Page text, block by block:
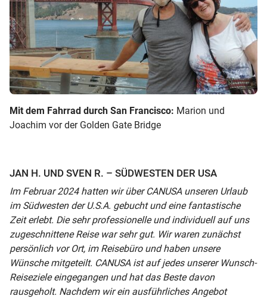
Mit dem Fahrrad durch San Francisco: Marion und
Joachim vor der Golden Gate Bridge
JAN H. UND SVEN R. – SÜDWESTEN DER USA
Im Februar 2024 hatten wir über CANUSA unseren Urlaub
im Südwesten der U.S.A. gebucht und eine fantastische
Zeit erlebt. Die sehr professionelle und individuell auf uns
zugeschnittene Reise war sehr gut. Wir waren zunächst
persönlich vor Ort, im Reisebüro und haben unsere
Wünsche mitgeteilt. CANUSA ist auf jedes unserer Wunsch-
Reiseziele eingegangen und hat das Beste davon
rausgeholt. Nachdem wir ein ausführliches Angebot